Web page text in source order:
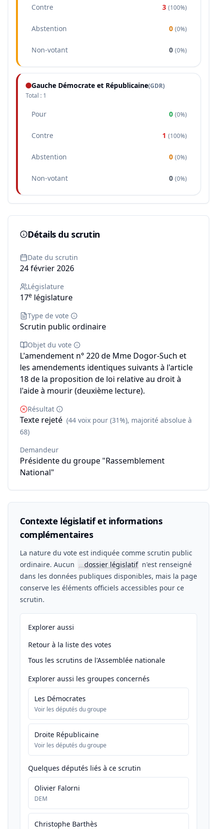
Contre 3 (100%)
Abstention 0 (0%)
Non-votant 0 (0%)
Gauche Démocrate et Républicaine(GDR)
Total : 1
Pour 0 (0%)
Contre 1 (100%)
Abstention 0 (0%)
Non-votant 0 (0%)
Détails du scrutin
Date du scrutin
24 février 2026
Législature
17e législature
Type de vote
Scrutin public ordinaire
Objet du vote
L'amendement n° 220 de Mme Dogor-Such et
les amendements identiques suivants à l'article
18 de la proposition de loi relative au droit à
l'aide à mourir (deuxième lecture).
Résultat
Texte rejeté (44 voix pour (31%), majorité absolue à
68)
Demandeur
Présidente du groupe "Rassemblement
National"
Contexte législatif et informations
complémentaires
La nature du vote est indiquée comme scrutin public
ordinaire. Aucun
📖dossier législatif n'est renseigné
dans les données publiques disponibles, mais la page
conserve les éléments officiels accessibles pour ce
scrutin.
Explorer aussi
Retour à la liste des votes
Tous les scrutins de l'Assemblée nationale
Explorer aussi les groupes concernés
Les Démocrates
Voir les députés du groupe
Droite Républicaine
Voir les députés du groupe
Quelques députés liés à ce scrutin
Olivier Falorni
DEM
Christophe Barthès